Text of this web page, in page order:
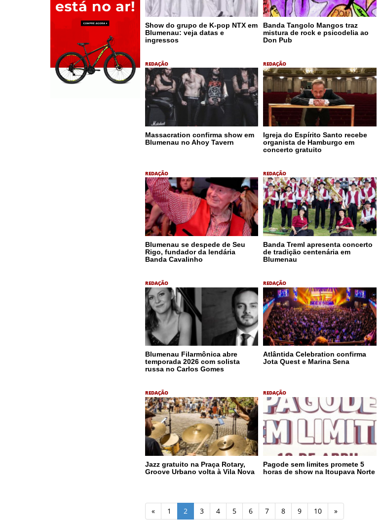
Show do grupo de K-pop NTX em
Blumenau: veja datas e
ingressos
Banda Tangolo Mangos traz
mistura de rock e psicodelia ao
Don Pub
REDAÇÃO
Massacration confirma show em
Blumenau no Ahoy Tavern
REDAÇÃO
Igreja do Espírito Santo recebe
organista de Hamburgo em
concerto gratuito
REDAÇÃO
Blumenau se despede de Seu
Rigo, fundador da lendária
Banda Cavalinho
REDAÇÃO
Banda Treml apresenta concerto
de tradição centenária em
Blumenau
REDAÇÃO
Blumenau Filarmônica abre
temporada 2026 com solista
russa no Carlos Gomes
REDAÇÃO
Atlântida Celebration confirma
Jota Quest e Marina Sena
REDAÇÃO
Jazz gratuito na Praça Rotary,
Groove Urbano volta à Vila Nova
REDAÇÃO
Pagode sem limites promete 5
horas de show na Itoupava Norte
« 1 2 3 4 5 6 7 8 9 10 »